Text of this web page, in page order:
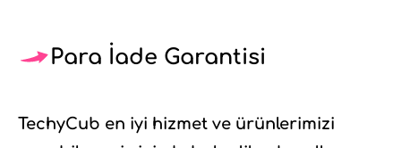
Para İade Garantisi
TechyCub en iyi hizmet ve ürünlerimizi